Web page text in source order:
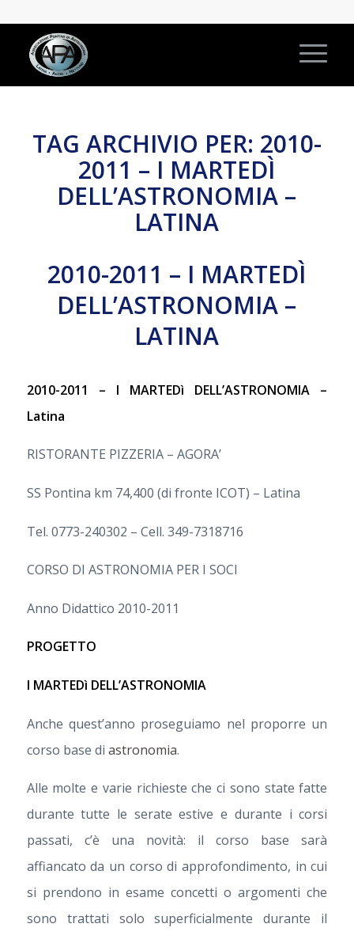
TAG ARCHIVIO PER: 2010-
2011 – I MARTEDÌ
DELL’ASTRONOMIA –
LATINA
2010-2011 – I MARTEDÌ
DELL’ASTRONOMIA –
LATINA
2010-2011 – I MARTEDì DELL’ASTRONOMIA –
Latina
RISTORANTE PIZZERIA – AGORA’
SS Pontina km 74,400 (di fronte ICOT) – Latina
Tel. 0773-240302 – Cell. 349-7318716
CORSO DI ASTRONOMIA PER I SOCI
Anno Didattico 2010-2011
PROGETTO
I MARTEDì DELL’ASTRONOMIA
Anche quest’anno proseguiamo nel proporre un
corso base di astronomia.
Alle molte e varie richieste che ci sono state fatte
durante tutte le serate estive e durante i corsi
passati, c’è una novità: il corso base sarà
affiancato da un corso di approfondimento, in cui
si prendono in esame concetti o argomenti che
sono trattati solo superficialmente durante il